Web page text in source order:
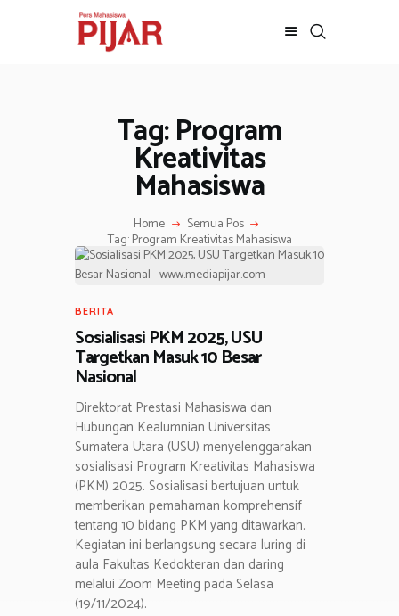
Tag: Program
Kreativitas
Mahasiswa
Home Semua Pos
Tag: Program Kreativitas Mahasiswa
BERITA
ADVERTORIAL
HIBURAN
JALAN-JALAN
GAYA HIDUP
OLAHRAGA
OPINI
BERITA
Sosialisasi PKM 2025, USU
Targetkan Masuk 10 Besar
Nasional
Direktorat Prestasi Mahasiswa dan
Hubungan Kealumnian Universitas
Sumatera Utara (USU) menyelenggarakan
sosialisasi Program Kreativitas Mahasiswa
(PKM) 2025. Sosialisasi bertujuan untuk
memberikan pemahaman komprehensif
tentang 10 bidang PKM yang ditawarkan.
Kegiatan ini berlangsung secara luring di
aula Fakultas Kedokteran dan daring
melalui Zoom Meeting pada Selasa
(19/11/2024).